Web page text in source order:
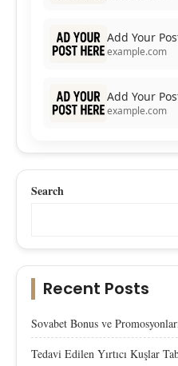
Add Your
example.com
Add Your
example.com
Search
Recent Posts
Sovabet Bonus ve
Tedavi Edilen Yırtıcı Kuşlar